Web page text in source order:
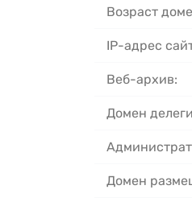
Возраст
IP-адрес
Веб-архив:
Домен
Домен